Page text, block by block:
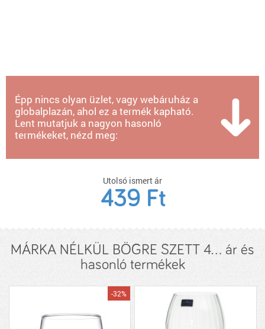
Épp nincs olyan üzlet, vagy webáruház a
globalplazán, ahol ez a termék kapható.
Lent mutatjuk a nagyon hasonló
termékeket, nézd meg:
Utolsó ismert ár
439 Ft
MÁRKA NÉLKÜL BÖGRE SZETT 4... ár és
hasonló termékek
-32%